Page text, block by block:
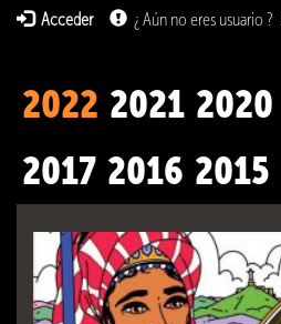
Acceder ¿ Aún no eres usuario ?
2022 2021 2020
2017 2016 2015